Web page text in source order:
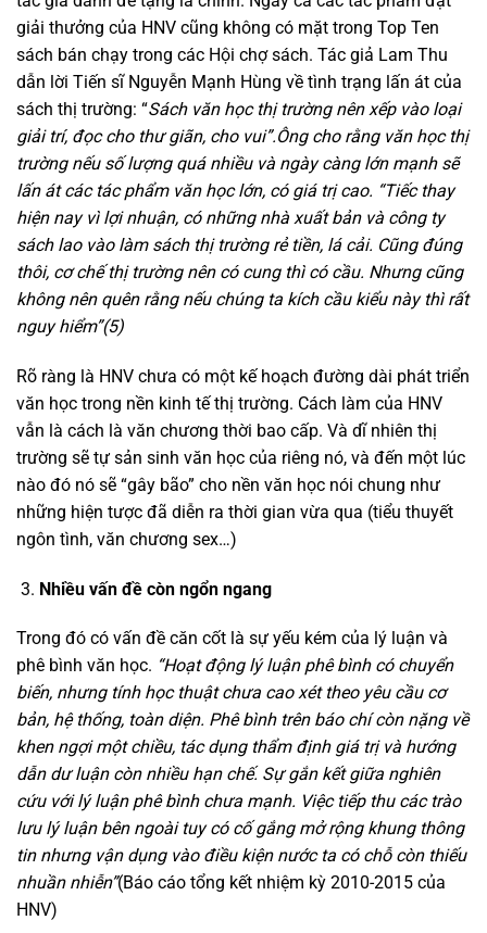
giải thưởng của HNV cũng không có mặt trong Top Ten
sách bán chạy trong các Hội chợ sách. Tác giả Lam Thu
dẫn lời Tiến sĩ Nguyễn Mạnh Hùng về tình trạng lấn át của
sách thị trường: “Sách văn học thị trường nên xếp vào loại
giải trí, đọc cho thư giãn, cho vui”.Ông cho rằng văn học thị
trường nếu số lượng quá nhiều và ngày càng lớn mạnh sẽ
lấn át các tác phẩm văn học lớn, có giá trị cao. “Tiếc thay
hiện nay vì lợi nhuận, có những nhà xuất bản và công ty
sách lao vào làm sách thị trường rẻ tiền, lá cải. Cũng đúng
thôi, cơ chế thị trường nên có cung thì có cầu. Nhưng cũng
không nên quên rằng nếu chúng ta kích cầu kiểu này thì rất
nguy hiểm”(5)
Rõ ràng là HNV chưa có một kế hoạch đường dài phát triển
văn học trong nền kinh tế thị trường. Cách làm của HNV
vẫn là cách là văn chương thời bao cấp. Và dĩ nhiên thị
trường sẽ tự sản sinh văn học của riêng nó, và đến một lúc
nào đó nó sẽ “gây bão” cho nền văn học nói chung như
những hiện tược đã diễn ra thời gian vừa qua (tiểu thuyết
ngôn tình, văn chương sex…)
Nhiều vấn đề còn ngổn ngang
Trong đó có vấn đề căn cốt là sự yếu kém của lý luận và
phê bình văn học. “Hoạt động lý luận phê bình có chuyển
biến, nhưng tính học thuật chưa cao xét theo yêu cầu cơ
bản, hệ thống, toàn diện. Phê bình trên báo chí còn nặng về
khen ngợi một chiều, tác dụng thẩm định giá trị và hướng
dẫn dư luận còn nhiều hạn chế. Sự gắn kết giữa nghiên
cứu với lý luận phê bình chưa mạnh. Việc tiếp thu các trào
lưu lý luận bên ngoài tuy có cố gắng mở rộng khung thông
tin nhưng vận dụng vào điều kiện nước ta có chỗ còn thiếu
nhuần nhiễn”(Báo cáo tổng kết nhiệm kỳ 2010-2015 của
HNV)